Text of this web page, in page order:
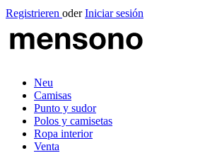
Registrieren oder Iniciar sesión
Neu
Camisas
Punto y sudor
Polos y camisetas
Ropa interior
Venta